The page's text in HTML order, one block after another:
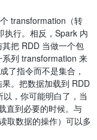
transformation（转
执行。相反，Spark 内
把 RDD 当做一个包
列 transformation 来
了指令而不是集合，
。把数据加载到 RDD
，你可能明白了，当
直到必要的时候。与
取数据的操作）可以多